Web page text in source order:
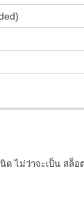
ด ไม่ว่าจะเป็น